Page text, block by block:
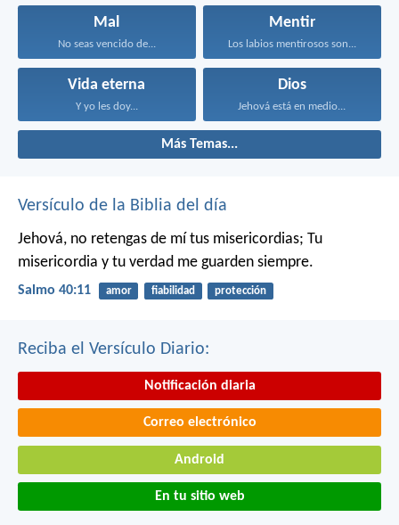
Mal
No seas vencido de...
Mentir
Los labios mentirosos son...
Vida eterna
Y yo les doy...
Dios
Jehová está en medio...
Más Temas...
Versículo de la Biblia del día
Jehová, no retengas de mí tus misericordias; Tu
misericordia y tu verdad me guarden siempre.
Salmo 40:11 amor fiabilidad protección
Reciba el Versículo Diario:
Notificación diaria
Correo electrónico
Android
En tu sitio web